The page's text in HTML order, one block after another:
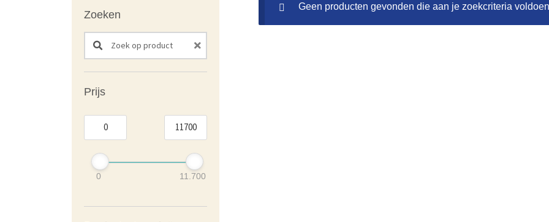
Geen producten gevonden die aan je zoekcriteria
Zoeken
Search products:
Prijs
0 11.700